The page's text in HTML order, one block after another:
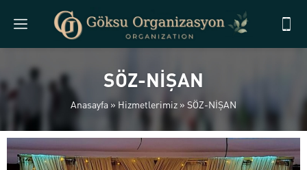
SÖZ-NİŞAN
Anasayfa »Hizmetlerimiz » SÖZ-NİŞAN